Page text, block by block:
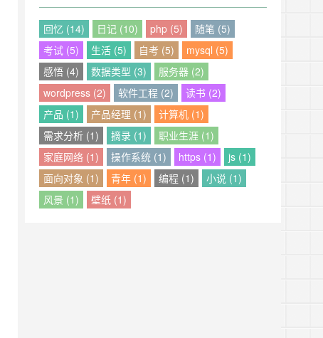
回忆 (14) 日记 (10) php (5)
随笔 (5)
考试 (5)
生活 (5) 自考 (5)
mysql (5)
感悟 (4)
数据类型 (3)
服务器 (2)
wordpress (2)
软件工程 (2)
读书 (2)
产品 (1)
产品经理 (1)
计算机 (1)
需求分析 (1)
摘录 (1)
职业生涯 (1)
家庭网络 (1)
操作系统 (1) https (1)
js (1)
面向对象 (1)
青年 (1) 编程 (1)
小说 (1)
风景 (1)
壁纸 (1)